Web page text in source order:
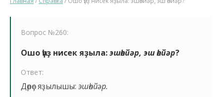
ОПРОС
СПРАВКА
Вопрос №260:
Ошо һүҙ нисек яҙыла:эшһөйәр, эш һөйәр?
Ответ:
Дөрөҫ яҙылышы: эшһөйәр.